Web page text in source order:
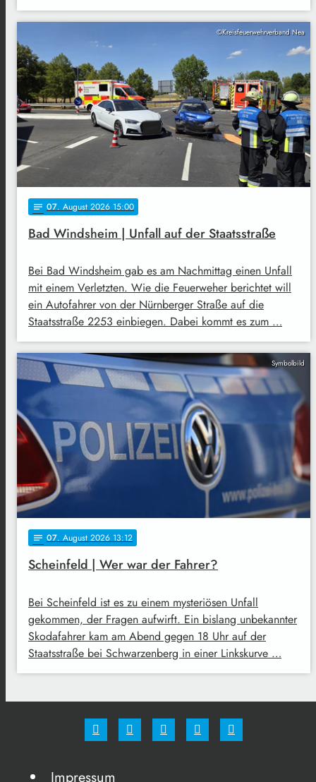
©Kreisfeuerwehrverband Nea
notes 07. August 2026 15:00
Bad Windsheim | Unfall auf der Staatsstraße
Bei Bad Windsheim gab es am Nachmittag einen Unfall
mit einem Verletzten. Wie die Feuerweher berichtet will
ein Autofahrer von der Nürnberger Straße auf die
Staatsstraße 2253 einbiegen. Dabei kommt es zum …
Symbolbild
notes 07. August 2026 13:12
Scheinfeld | Wer war der Fahrer?
Bei Scheinfeld ist es zu einem mysteriösen Unfall
gekommen, der Fragen aufwirft. Ein bislang unbekannter
Skodafahrer kam am Abend gegen 18 Uhr auf der
Staatsstraße bei Schwarzenberg in einer Linkskurve …
Impressum